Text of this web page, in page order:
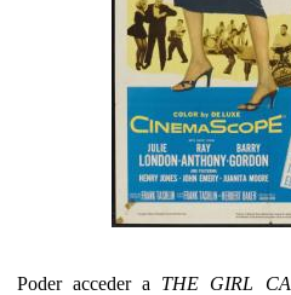
Poder acceder a THE GIRL